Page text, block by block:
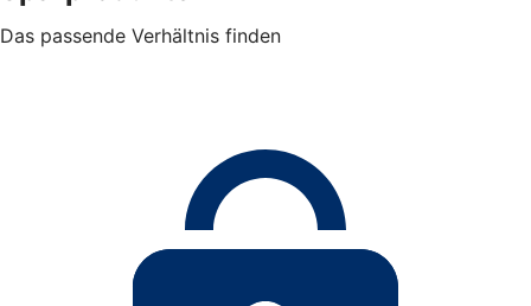
Das passende Verhältnis finden